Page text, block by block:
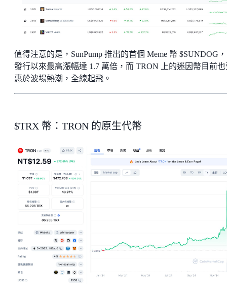
值得注意的是，SunPump 推出的首個 Meme 幣 $SUNDOG
發行以來最高漲幅達 1.7 萬倍，而 TRON 上的迷因幣目前也
惠於波場熱潮，全線起飛。
$TRX 幣：TRON 的原生代幣